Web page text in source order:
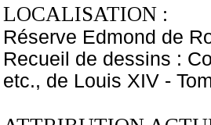
LOCALISATION :
Réserve Edmond de
Recueil de dessins :
etc., de Louis XIV -